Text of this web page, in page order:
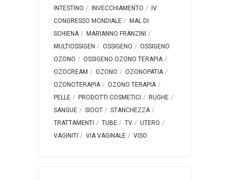
INTESTINO
INVECCHIAMENTO
IV
CONGRESSO MONDIALE
MAL DI
SCHIENA
MARIANNO FRANZINI
MULTIOSSIGEN
OSSIGENO
OSSIGENO
OZONO
OSSIGENO OZONO TERAPIA
OZOCREAM
OZONO
OZONOPATIA
OZONOTERAPIA
OZONO TERAPIA
PELLE
PRODOTTI COSMETICI
RUGHE
SANGUE
SIOOT
STANCHEZZA
TRATTAMENTI
TUBE TV
UTERO
VAGINITI
VIA VAGINALE VISO